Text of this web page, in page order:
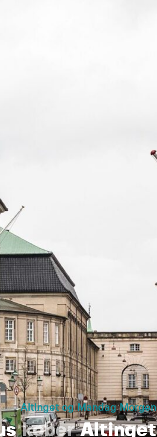
Altinget og Mandag Morgen
køberAltinget